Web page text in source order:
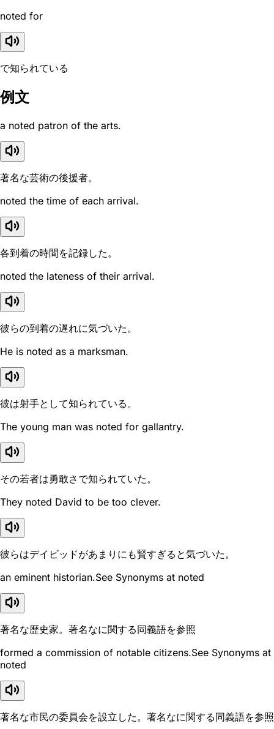
noted for
で知られている
例文
a noted patron of the arts.
著名な芸術の後援者。
noted the time of each arrival.
各到着の時間を記録した。
noted the lateness of their arrival.
彼らの到着の遅れに気づいた。
He is noted as a marksman.
彼は射手として知られている。
The young man was noted for gallantry.
その若者は勇敢さで知られていた。
They noted David to be too clever.
彼らはデイビッドがあまりにも賢すぎると気づいた。
an eminent historian.See Synonyms at noted
著名な歴史家。著名なに関する同義語を参照
formed a commission of notable citizens.See Synonyms at
noted
著名な市民の委員会を設立した。著名なに関する同義語を参照